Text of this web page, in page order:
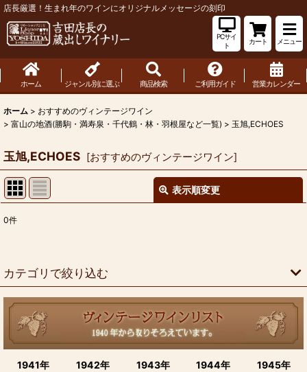
店長厳選！生まれ年のワインにオリジナルメッセージの刻印
PCサイ
ト
カート メニュー
ホーム ジャンル別に選ぶ 商品検索 ご利用ガイド 営業カレンダー
ホーム > おすすめのヴィンテージワイン
> 富山の地酒(勝駒・満寿泉・千代鶴・林・羽根屋など一覧) > 玉旭,ECHOES
玉旭,ECHOES [おすすめのヴィンテージワイン]
表示順変更
並び順
絞り込む
0件
カテゴリで絞り込む
富山の地酒(勝駒・満寿泉・千代鶴・林・羽根屋など一覧) (全商
品)
イナガキヤストさんコラボ酒
1941年 1942年 1943年 1944年 1945年